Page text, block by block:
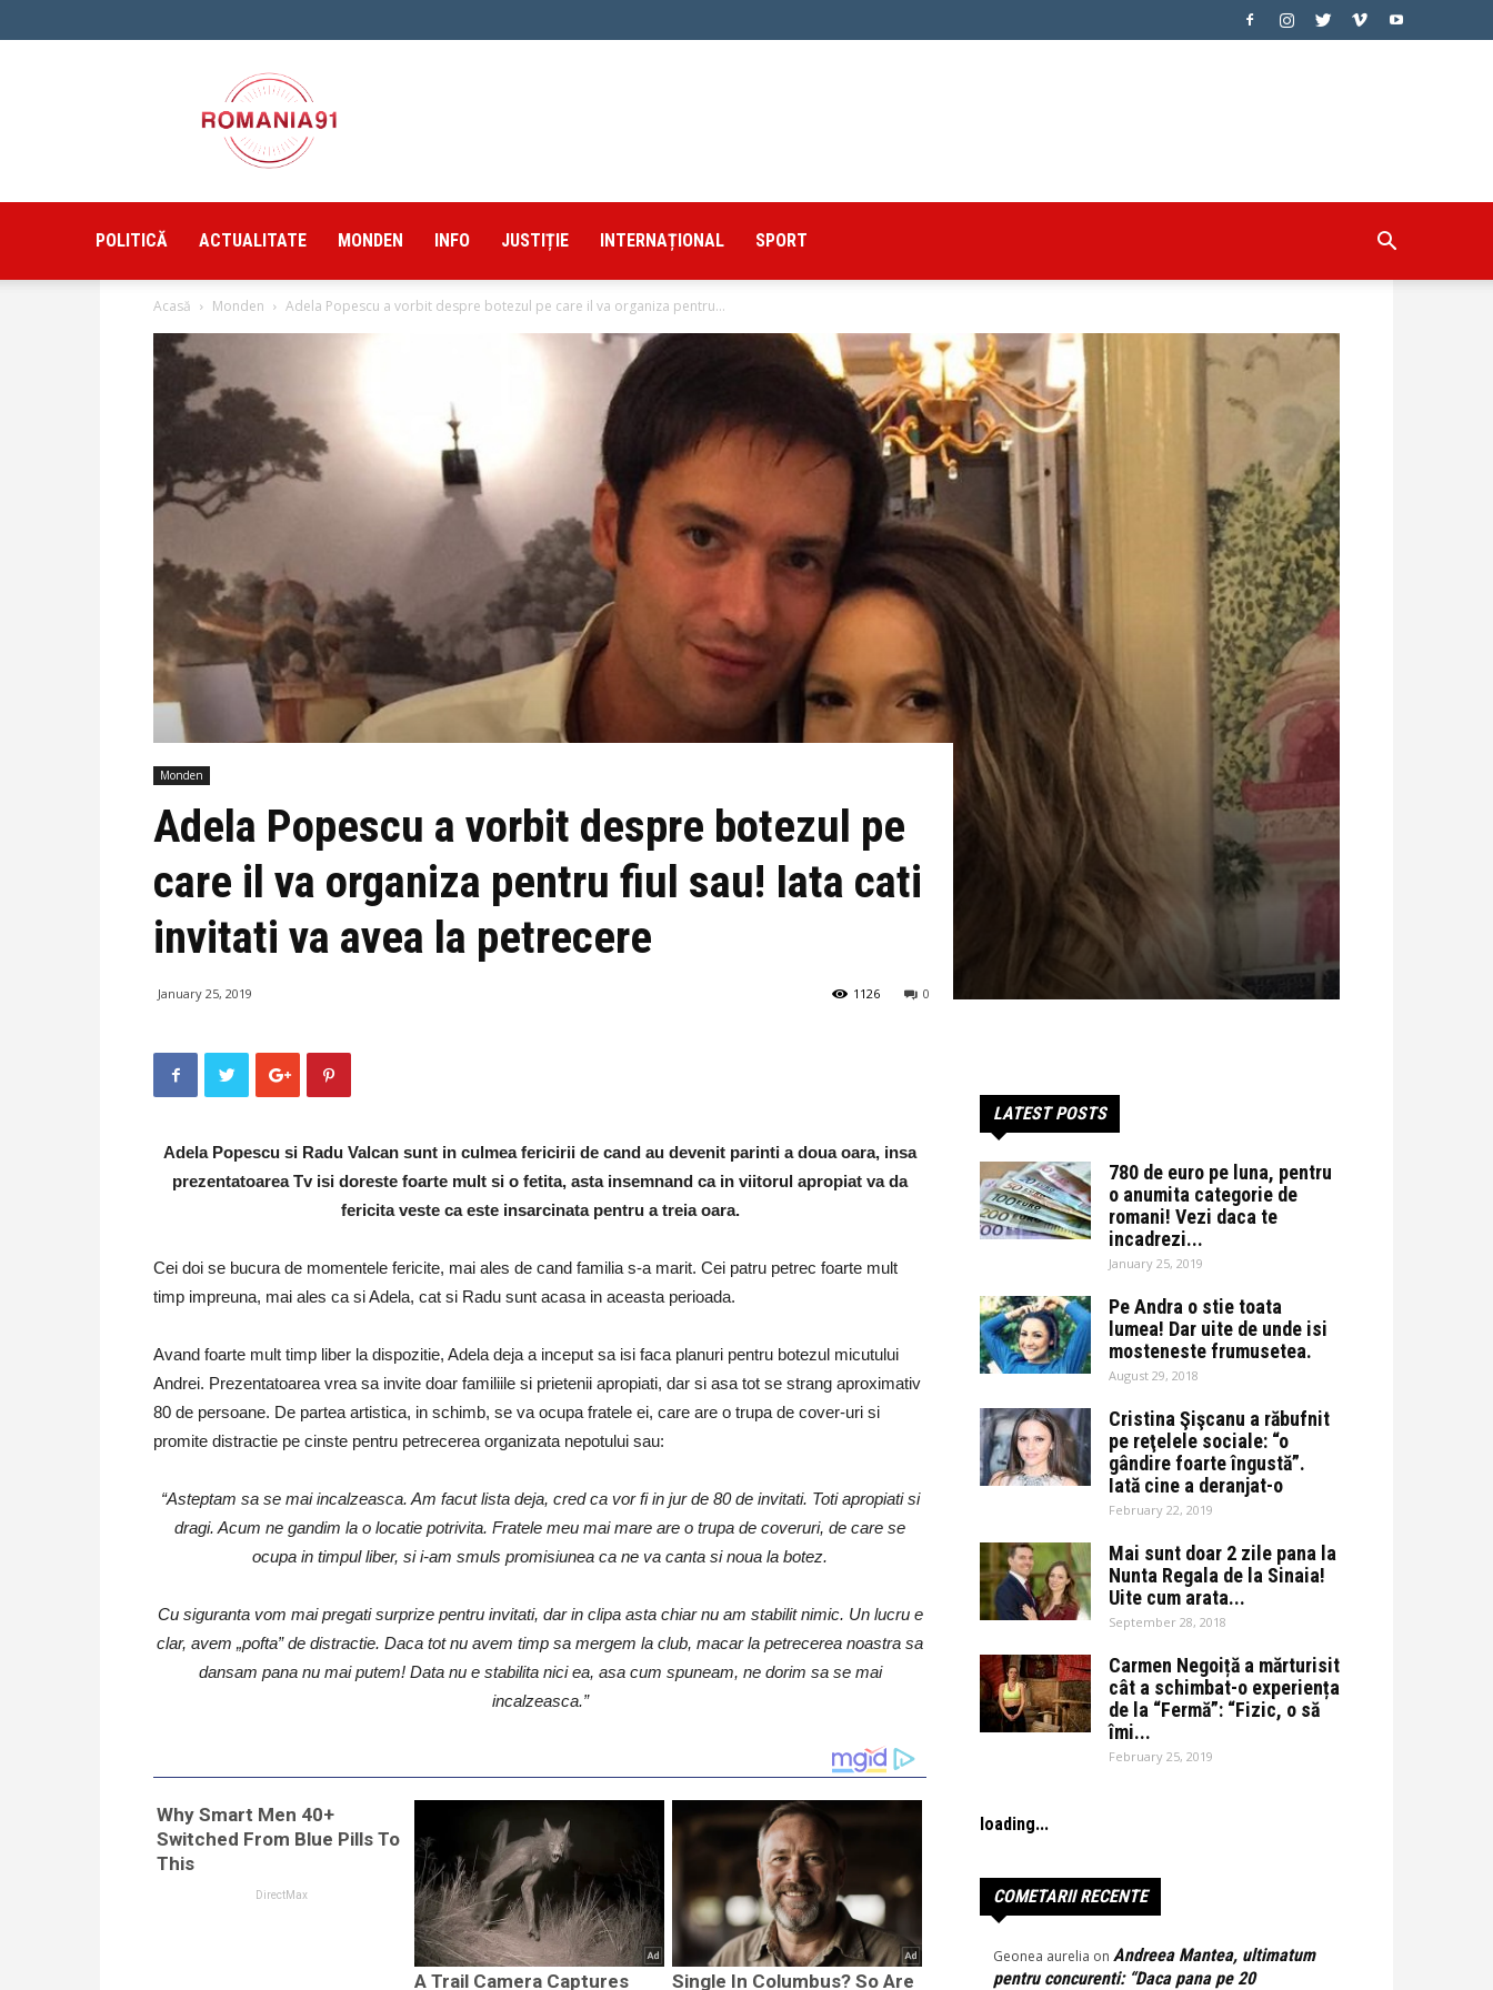
POLITICĂ ACTUALITATE MONDEN INFO JUSTIȚIE INTERNAȚIONAL SPORT
Acasă Monden Adela Popescu a vorbit despre botezul pe care il va organiza pentru...
Monden
Adela Popescu a vorbit despre botezul pe
care il va organiza pentru fiul sau! Iata cati
invitati va avea la petrecere
January 25, 2019 0
1126
Adela Popescu si Radu Valcan sunt in culmea fericirii de cand au devenit parinti a doua oara, insa
prezentatoarea Tv isi doreste foarte mult si o fetita, asta insemnand ca in viitorul apropiat va da
fericita veste ca este insarcinata pentru a treia oara.
Cei doi se bucura de momentele fericite, mai ales de cand familia s-a marit. Cei patru petrec foarte mult
timp impreuna, mai ales ca si Adela, cat si Radu sunt acasa in aceasta perioada.
Avand foarte mult timp liber la dispozitie, Adela deja a inceput sa isi faca planuri pentru botezul micutului
Andrei. Prezentatoarea vrea sa invite doar familiile si prietenii apropiati, dar si asa tot se strang aproximativ
80 de persoane. De partea artistica, in schimb, se va ocupa fratele ei, care are o trupa de cover-uri si
promite distractie pe cinste pentru petrecerea organizata nepotului sau:
“Asteptam sa se mai incalzeasca. Am facut lista deja, cred ca vor fi in jur de 80 de invitati. Toti apropiati si
dragi. Acum ne gandim la o locatie potrivita. Fratele meu mai mare are o trupa de coveruri, de care se
ocupa in timpul liber, si i-am smuls promisiunea ca ne va canta si noua la botez.
Cu siguranta vom mai pregati surprize pentru invitati, dar in clipa asta chiar nu am stabilit nimic. Un lucru e
clar, avem „pofta” de distractie. Daca tot nu avem timp sa mergem la club, macar la petrecerea noastra sa
dansam pana nu mai putem! Data nu e stabilita nici ea, asa cum spuneam, ne dorim sa se mai
incalzeasca.”
LATEST POSTS
780 de euro pe luna, pentru
o anumita categorie de
romani! Vezi daca te
incadrezi...
January 25, 2019
Pe Andra o stie toata
lumea! Dar uite de unde isi
mosteneste frumusetea.
August 29, 2018
Cristina Şişcanu a răbufnit
pe reţelele sociale: “o
gândire foarte îngustă”.
Iată cine a deranjat-o
February 22, 2019
Mai sunt doar 2 zile pana la
Nunta Regala de la Sinaia!
Uite cum arata...
September 28, 2018
Carmen Negoiță a mărturisit
cât a schimbat-o experiența
de la “Fermă”: “Fizic, o să
îmi...
February 25, 2019
loading...
COMETARII RECENTE
Geonea aurelia on Andreea Mantea, ultimatum
pentru concurenti: “Daca pana pe 20